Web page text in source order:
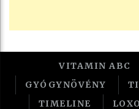
VITAMIN ABC
GYÓGYNÖVÉNY
TIMELINE